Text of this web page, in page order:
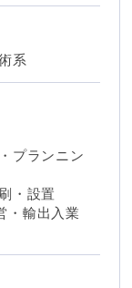
系
プランニン
・設置
・輸出入業